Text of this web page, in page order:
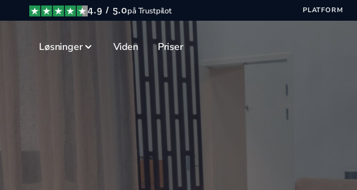
4.9 / 5.0på Trustpilot PLATFORM
Løsninger Viden Priser